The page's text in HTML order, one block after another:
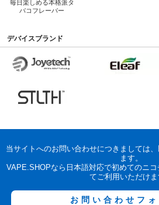
毎日楽しめる本格派タ
バコフレーバー
デバイスブランド
当サイトへのお問い合わせにつきましては
ます。
VAPE.SHOPなら日本語対応で初めてのニ
てご利用いただけま
お問い合わせフ